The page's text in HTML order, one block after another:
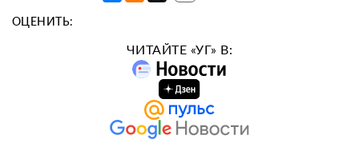
ОЦЕНИТЬ:
ЧИТАЙТЕ «УГ» В: